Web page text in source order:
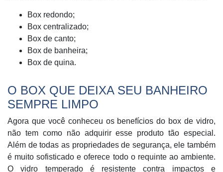
Box redondo;
Box centralizado;
Box de canto;
Box de banheira;
Box de quina.
O BOX QUE DEIXA SEU BANHEIRO
SEMPRE LIMPO
Agora que você conheceu os benefícios do box de vidro,
não tem como não adquirir esse produto tão especial.
Além de todas as propriedades de segurança, ele também
é muito sofisticado e oferece todo o requinte ao ambiente.
O vidro temperado é resistente contra impactos e